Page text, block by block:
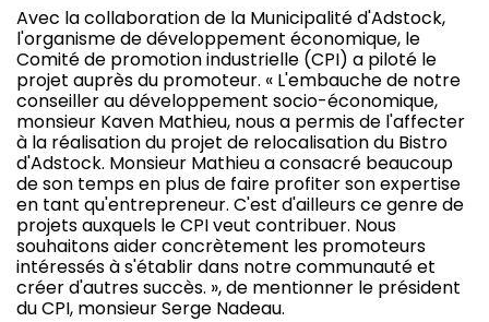
Avec la collaboration de la Municipalité d'Adstock,
l'organisme de développement économique, le
Comité de promotion industrielle (CPI) a piloté le
projet auprès du promoteur. « L'embauche de notre
conseiller au développement socio-économique,
monsieur Kaven Mathieu, nous a permis de l'affecter
à la réalisation du projet de relocalisation du Bistro
d'Adstock. Monsieur Mathieu a consacré beaucoup
de son temps en plus de faire profiter son expertise
en tant qu'entrepreneur. C'est d'ailleurs ce genre de
projets auxquels le CPI veut contribuer. Nous
souhaitons aider concrètement les promoteurs
intéressés à s'établir dans notre communauté et
créer d'autres succès. », de mentionner le président
du CPI, monsieur Serge Nadeau.